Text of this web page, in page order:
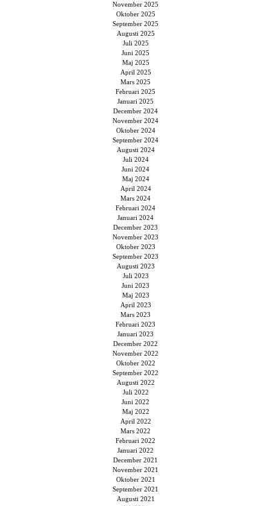
November 2025
Oktober 2025
September 2025
Augusti 2025
Juli 2025
Juni 2025
Maj 2025
April 2025
Mars 2025
Februari 2025
Januari 2025
December 2024
November 2024
Oktober 2024
September 2024
Augusti 2024
Juli 2024
Juni 2024
Maj 2024
April 2024
Mars 2024
Februari 2024
Januari 2024
December 2023
November 2023
Oktober 2023
September 2023
Augusti 2023
Juli 2023
Juni 2023
Maj 2023
April 2023
Mars 2023
Februari 2023
Januari 2023
December 2022
November 2022
Oktober 2022
September 2022
Augusti 2022
Juli 2022
Juni 2022
Maj 2022
April 2022
Mars 2022
Februari 2022
Januari 2022
December 2021
November 2021
Oktober 2021
September 2021
Augusti 2021